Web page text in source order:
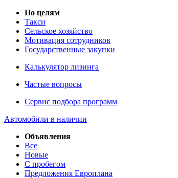
По целям
Такси
Сельское хозяйство
Мотивация сотрудников
Государственные закупки
Калькулятор лизинга
Частые вопросы
Сервис подбора программ
Автомобили в наличии
Объявления
Все
Новые
С пробегом
Предложения Европлана